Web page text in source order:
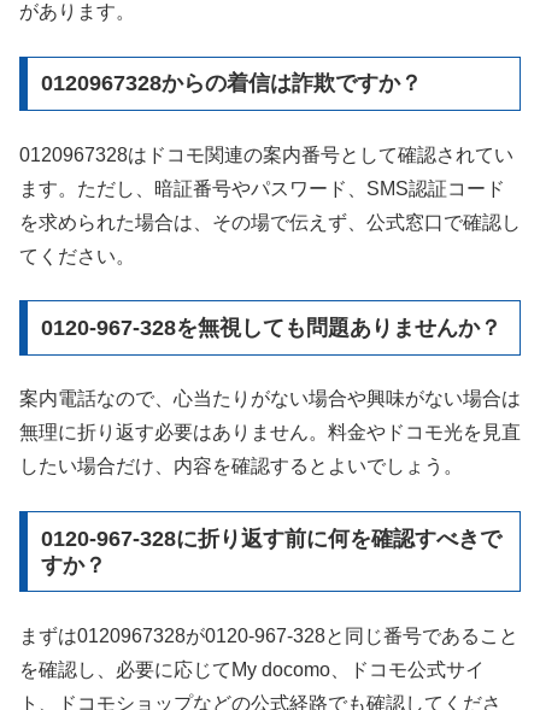
があります。
0120967328からの着信は詐欺ですか？
0120967328はドコモ関連の案内番号として確認されてい
ます。ただし、暗証番号やパスワード、SMS認証コード
を求められた場合は、その場で伝えず、公式窓口で確認し
てください。
0120-967-328を無視しても問題ありませんか？
案内電話なので、心当たりがない場合や興味がない場合は
無理に折り返す必要はありません。料金やドコモ光を見直
したい場合だけ、内容を確認するとよいでしょう。
0120-967-328に折り返す前に何を確認すべきで
すか？
まずは0120967328が0120-967-328と同じ番号であること
を確認し、必要に応じてMy docomo、ドコモ公式サイ
ト、ドコモショップなどの公式経路でも確認してくださ